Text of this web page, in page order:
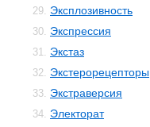
29. Эксплозивность
30. Экспрессия
31. Экстаз
32. Экстерорецепторы
33. Экстраверсия
34. Электорат